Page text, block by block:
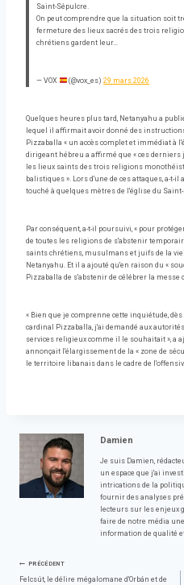
Saint-Sépulcre.
On peut comprendre que la situation soit
fermeture des lieux sacrés des trois
chrétiens gardent leur…
— VOX (@vox_es)29 mars 2026
Quelques heures plus tard, Netanyahu a
lequel il affirmait avoir donné des
Pizzaballa « un accès complet et immédiat à
dirigeant hébreu a affirmé que « ces
les lieux saints des trois religions
balistiques ». Lors d'une de ces attaques, a-t-
touché à quelques mètres de l'église du Saint-
Par conséquent, a-t-il poursuivi, « pour
de toutes les religions de s'abstenir
saints chrétiens, musulmans et juifs de la
Netanyahu. Et il a ajouté qu'en raison du «
Pizzaballa de s'abstenir de célébrer la messe
« Bien que je comprenne cette inquiétude,
cardinal Pizzaballa, j'ai demandé aux
services religieux comme il le souhaitait », a
annonçait l'élargissement de la « zone de
le territoire libanais dans le cadre de
Damien
Je suis Damien,
un espace que j'ai
intrications de la
fournir des analyses
lecteurs sur les enjeux
faire de notre média
information de qualité
Navigation
PRÉCÉDENT
Felcsút, le délire mégalomane d'Orbán et de